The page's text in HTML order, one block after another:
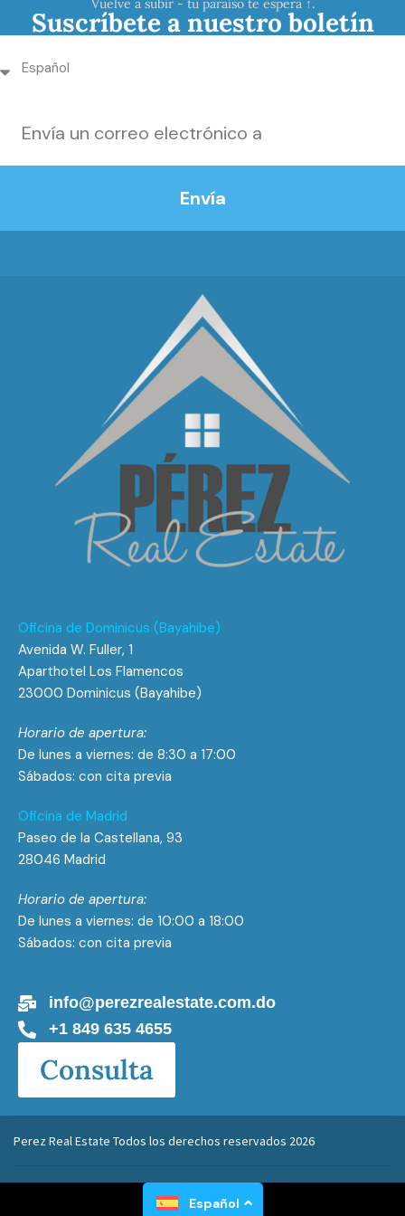
Vuelve a subir - tu paraíso te espera ↑.
Suscríbete a nuestro boletín
Envía
Oficina de Dominicus (Bayahibe)
Avenida W. Fuller, 1
Aparthotel Los Flamencos
23000 Dominicus (Bayahibe)
Horario de apertura:
De lunes a viernes: de 8:30 a 17:00
Sábados: con cita previa
Oficina de Madrid
Paseo de la Castellana, 93
28046 Madrid
Horario de apertura:
De lunes a viernes: de 10:00 a 18:00
Sábados: con cita previa
info@perezrealestate.com.do
+1 849 635 4655
Consulta
Perez Real Estate Todos los derechos reservados 2026
Gaël Luxen Español